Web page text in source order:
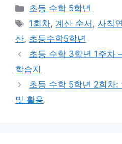
카
테
리
초등 수학 5학년
태
그
1회차, 계산 순서 ,사칙
산, 초등수학5학년
초등 수학 3학년 1주차
학습지
초등 수학 5학년 2회차:
및 활용